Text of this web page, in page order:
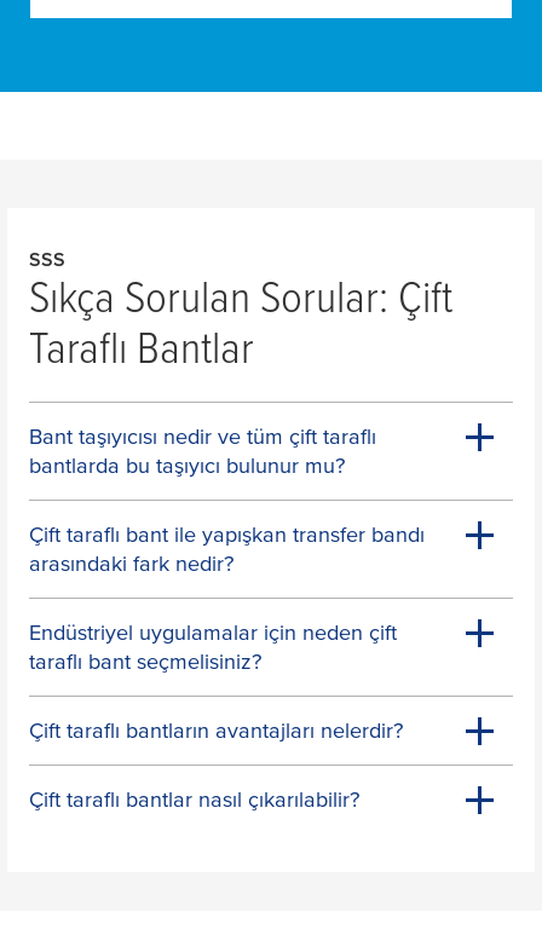
SSS
Sıkça Sorulan Sorular: Çift
Taraflı Bantlar
Bant taşıyıcısı nedir ve tüm çift taraflı
bantlarda bu taşıyıcı bulunur mu?
Çift taraflı bant ile yapışkan transfer bandı
arasındaki fark nedir?
Endüstriyel uygulamalar için neden çift
taraflı bant seçmelisiniz?
Çift taraflı bantların avantajları nelerdir?
Çift taraflı bantlar nasıl çıkarılabilir?